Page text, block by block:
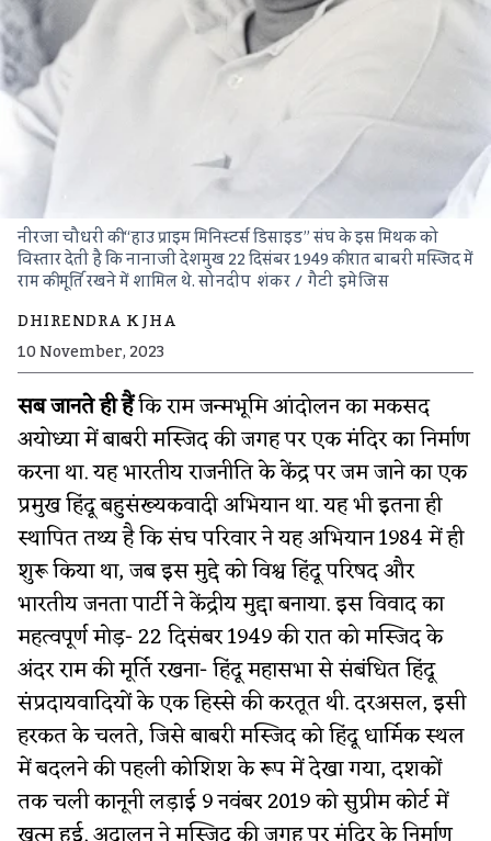
नीरजा चौधरी की “हाउ प्राइम मिनिस्टर्स डिसाइड” संघ के इस मिथक को
विस्तार देती है कि नानाजी देशमुख 22 दिसंबर 1949 की रात बाबरी मस्जिद में
राम की मूर्ति रखने में शामिल थे.सोनदीप शंकर / गैटी इमेजिस
DHIRENDRA K JHA
10 November, 2023
सब जानते ही हैं​कि राम जन्मभूमि आंदोलन का मकसद
अयोध्या में बाबरी मस्जिद की जगह पर एक मंदिर का निर्माण
करना था. यह भारतीय राजनीति के केंद्र पर जम जाने का एक
प्रमुख हिंदू बहुसंख्यकवादी अभियान था. यह भी इतना ही
स्थापित तथ्य है कि संघ परिवार ने यह अभियान 1984 में ही
शुरू किया था, जब इस मुद्दे को विश्व हिंदू परिषद और
भारतीय जनता पार्टी ने केंद्रीय मुद्दा बनाया. इस विवाद का
महत्वपूर्ण मोड़- 22 दिसंबर 1949 की रात को मस्जिद के
अंदर राम की मूर्ति रखना- हिंदू महासभा से संबंधित हिंदू
संप्रदायवादियों के एक हिस्से की करतूत थी. दरअसल, इसी
हरकत के चलते, जिसे बाबरी मस्जिद को हिंदू धार्मिक स्थल
में बदलने की पहली कोशिश के रूप में देखा गया, दशकों
तक चली कानूनी लड़ाई 9 नवंबर 2019 को सुप्रीम कोर्ट में